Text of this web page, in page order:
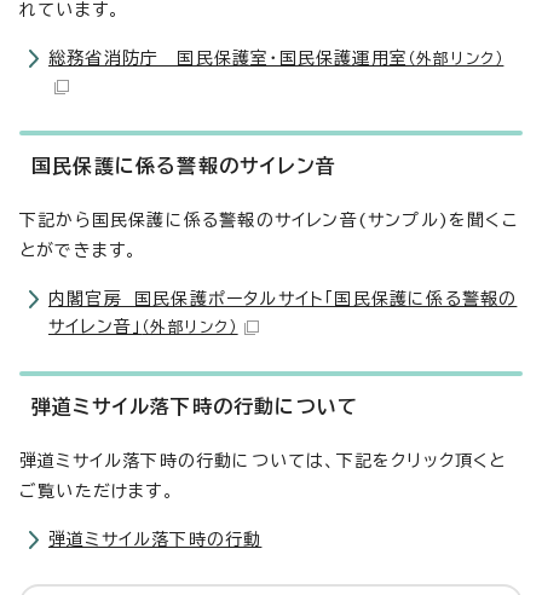
れています。
総務省消防庁 国民保護室・国民保護運用室 （外部リンク）
国民保護に係る警報のサイレン音
下記から国民保護に係る警報のサイレン音(サンプル)を聞くこ
とができます。
内閣官房 国民保護ポータルサイト「国民保護に係る警報の
サイレン音」 （外部リンク）
弾道ミサイル落下時の行動について
弾道ミサイル落下時の行動については、下記をクリック頂くと
ご覧いただけます。
弾道ミサイル落下時の行動